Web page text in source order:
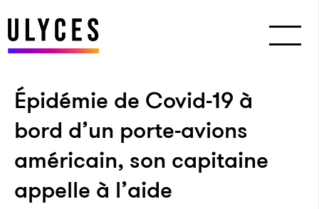
Épidémie de Covid-19 à
bord d’un porte-avions
américain, son capitaine
appelle à l’aide